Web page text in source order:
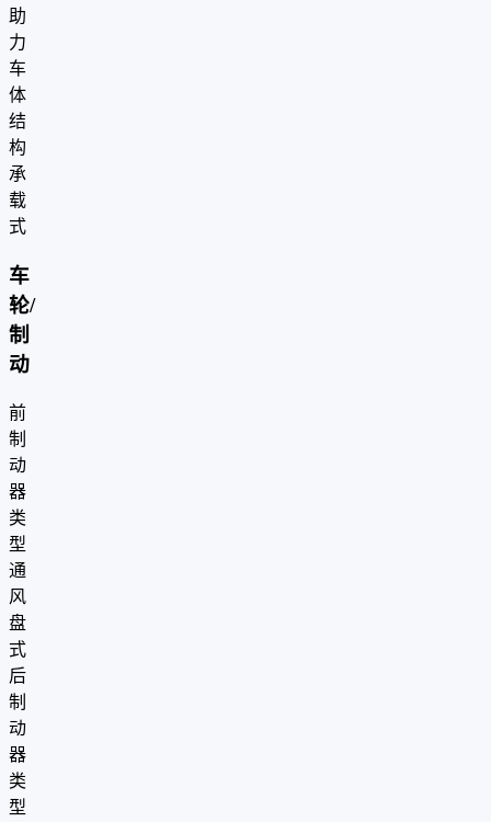
助
力
车
体
结
构
承
载
式
车
轮/
制
动
前
制
动
器
类
型
通
风
盘
式
后
制
动
器
类
型